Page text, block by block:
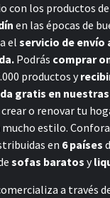
con los productos de
en las épocas de
el servicio de envío
Podrás comprar
productos y
gratis en
crear o renovar tu
mucho estilo.
en 6 países
sofas baratos y
a través